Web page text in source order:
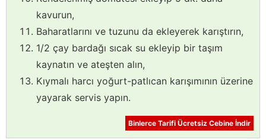
kavurun,
Baharatlarını ve tuzunu da ekleyerek karıştırın,
1/2 çay bardağı sıcak su ekleyip bir taşım
kaynatın ve ateşten alın,
Kıymalı harcı yoğurt-patlıcan karışımının üzerine
yayarak servis yapın.
Binlerce Tarifi Ücretsiz Cebine İndir